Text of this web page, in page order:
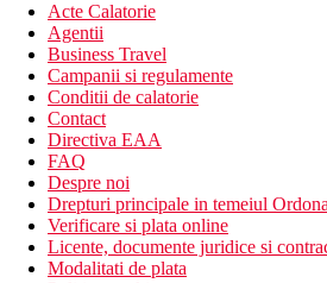
Acte Calatorie
Agentii
Business Travel
Campanii si regulamente
Conditii de calatorie
Contact
Directiva EAA
FAQ
Despre noi
Drepturi principale in temeiul
Verificare si plata online
Licente, documente juridice si
Modalitati de plata